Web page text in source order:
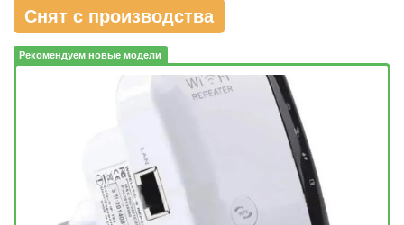
Снят с производства
Рекомендуем новые модели